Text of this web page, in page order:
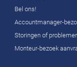
Bel ons!
Accountmanager-
Storingen of
Monteur-bezoek